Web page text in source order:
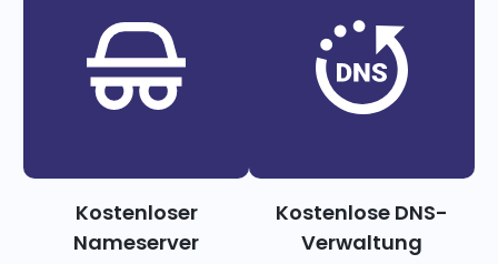
Kostenloser
Nameserver
Kostenlose DNS-
Verwaltung